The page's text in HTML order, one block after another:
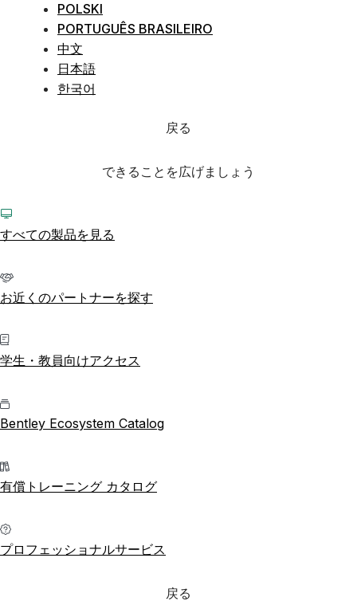
POLSKI
PORTUGUÊS BRASILEIRO
中文
日本語
한국어
戻る
できることを広げましょう
すべての製品を見る
お近くのパートナーを探す
学生・教員向けアクセス
Bentley Ecosystem Catalog
有償トレーニング カタログ
プロフェッショナルサービス
戻る